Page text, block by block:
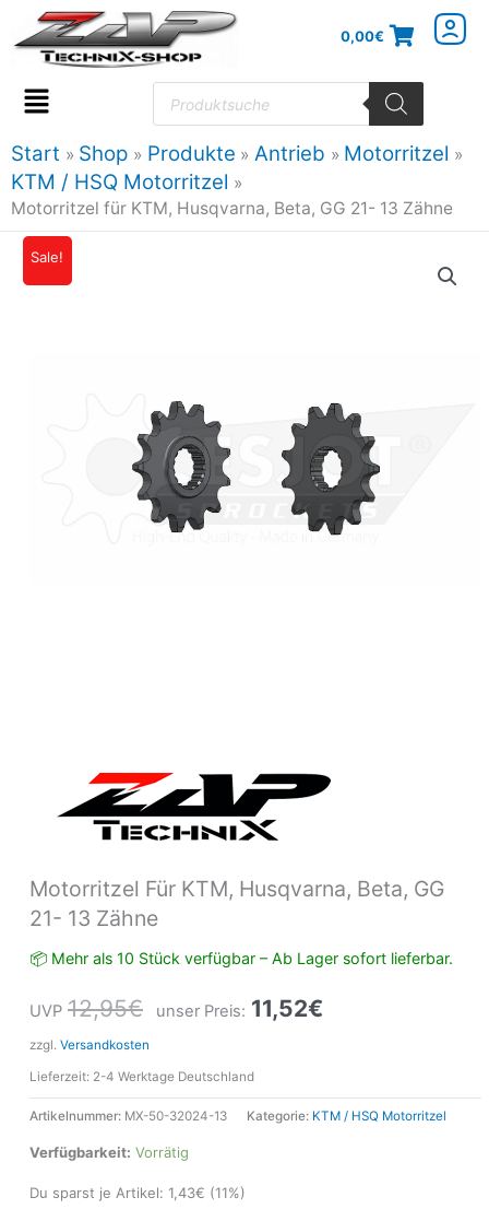
Inhalt
springen
0,00€
Flyout
Menu
Products
search
Start Shop Produkte Antrieb
Motorritzel
KTM / HSQ Motorritzel
Motorritzel für KTM, Husqvarna, Beta, GG 21- 13 Zähne
Sale!
Motorritzel Für KTM, Husqvarna, Beta, GG
21- 13 Zähne
📦 Mehr als 10 Stück verfügbar – Ab Lager sofort lieferbar.
UVP 12,95€ unser Preis: 11,52€
zzgl. Versandkosten
Lieferzeit: 2-4 Werktage Deutschland
Artikelnummer: MX-50-32024-13 Kategorie: KTM / HSQ Motorritzel
Verfügbarkeit: Vorrätig
Du sparst je Artikel: 1,43€ (11%)
Motorritzel
für